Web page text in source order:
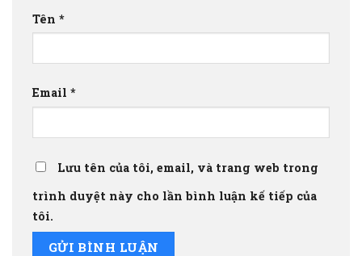
Tên *
Email *
Lưu tên của tôi, email, và trang web trong
trình duyệt này cho lần bình luận kế tiếp của
tôi.